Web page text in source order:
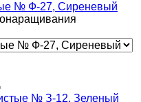
№ Ф-27, Сиреневый